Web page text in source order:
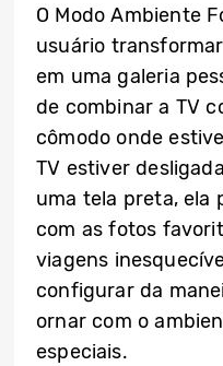
O Modo Ambiente
usuário
em uma galeria
de combinar a TV
cômodo onde
TV estiver
uma tela preta, ela
com as fotos
viagens
configurar da
ornar com o
especiais.